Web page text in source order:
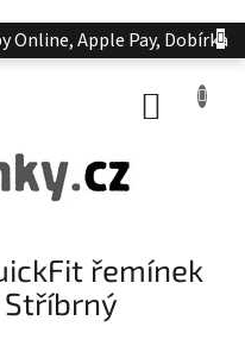
Online, Apple Pay, Dobírka
řemínek